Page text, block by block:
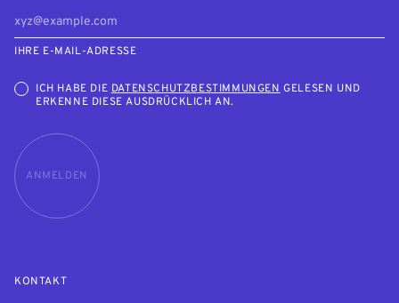
IHRE E-MAIL-ADRESSE
ICH HABE DIE DATENSCHUTZBESTIMMUNGEN GELESEN UND
ERKENNE DIESE AUSDRÜCKLICH AN.
ANMELDEN
KONTAKT